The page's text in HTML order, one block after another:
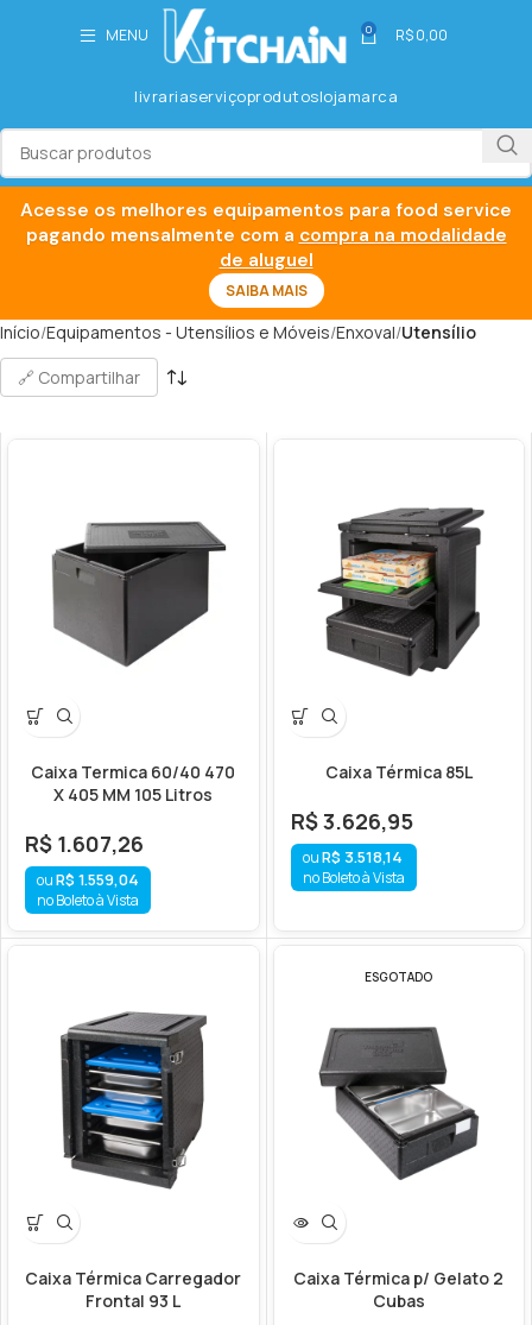
MENU 0 R$0,00
livrariaserviçoprodutoslojamarca
Início Equipamentos - Utensílios e Móveis Enxoval Utensílio
🔗 Compartilhar
Caixa Termica 60/40 470
X 405 MM 105 Litros
R$ 1.607,26
R$ 1.559,04
no Boleto à Vista
Caixa Térmica 85L
R$3.626,95
R$ 3.518,14
no Boleto à Vista
Caixa Térmica Carregador
Frontal 93 L
ESGOTADO
Caixa Térmica p/ Gelato 2
Cubas
Acesse os melhores equipamentos para food service
pagando mensalmente com a compra na modalidade
de aluguel
SAIBA MAIS